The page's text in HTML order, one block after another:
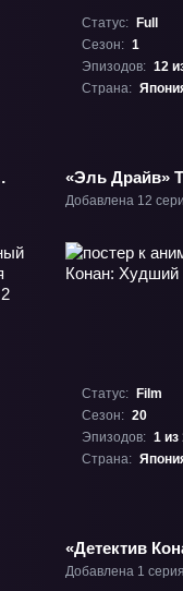
Статус:
Full
Сезон: 1
Эпизодов: 12
Страна:
«Эль Драйв»
Добавлена 12
Статус:
Film
Сезон: 20
Эпизодов: 1 из
Страна:
«Детектив
Худший из
Добавлена 1 серия